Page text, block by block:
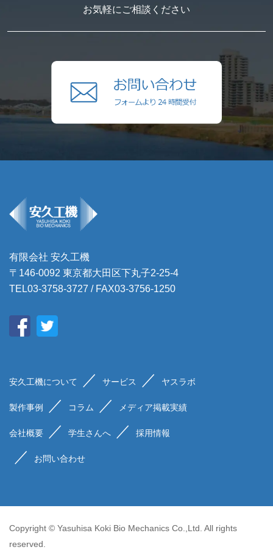
お気軽にご相談ください
有限会社 安久工機
〒146-0092 東京都大田区下丸子2-25-4
TEL03-3758-3727 / FAX03-3756-1250
安久工機について サービス ヤスラボ
製作事例 コラム メディア掲載実績
会社概要 学生さんへ 採用情報
お問い合わせ
Copyright © Yasuhisa Koki Bio Mechanics Co.,Ltd. All rights
reserved.